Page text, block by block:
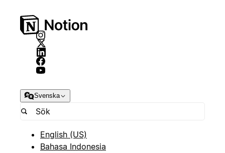
Svenska
English (US)
Bahasa Indonesia